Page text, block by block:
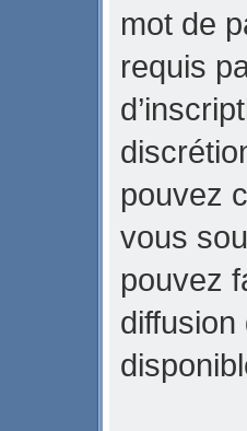
mot de
requis
pouvez
vous
pouvez
diffusion